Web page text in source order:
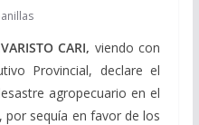
CARI, viendo con
Provincial, declare el
agropecuario en el
por sequía en favor de los